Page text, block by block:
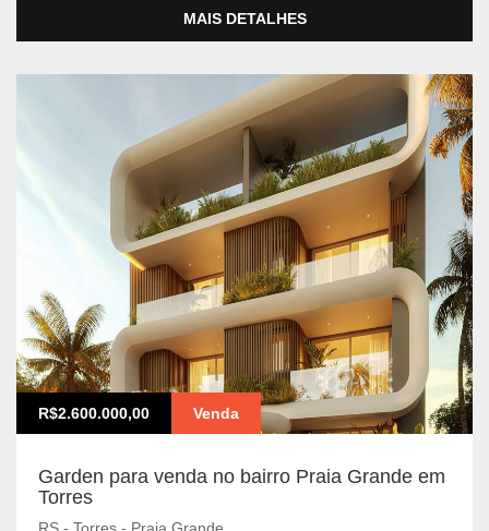
MAIS DETALHES
R$2.600.000,00 Venda
Garden para venda no bairro Praia Grande em
Torres